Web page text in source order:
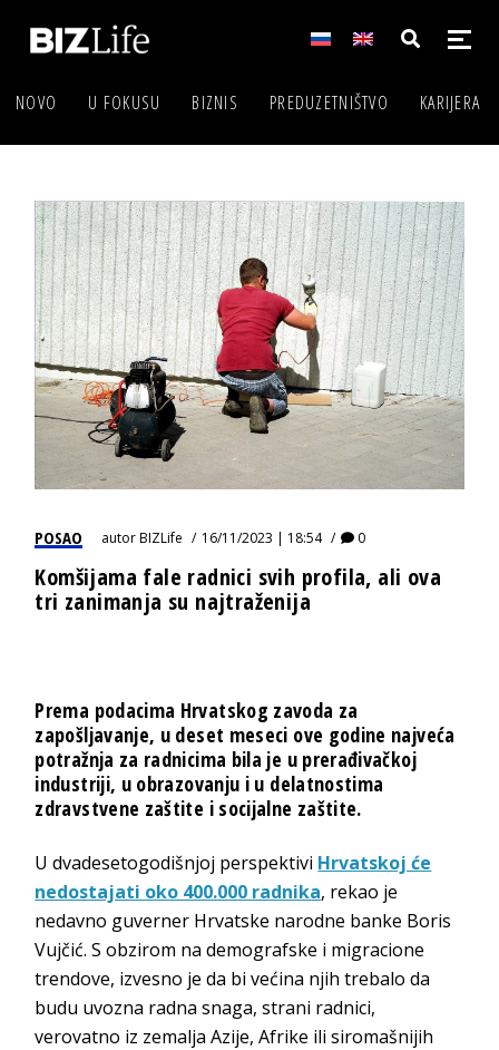
NOVO U FOKUSU BIZNIS PREDUZETNIŠTVO KARIJERA
POSAO autorBIZLife 16/11/2023 | 18:54 0
Komšijama fale radnici svih profila, ali ova
tri zanimanja su najtraženija
Prema podacima Hrvatskog zavoda za
zapošljavanje, u deset meseci ove godine najveća
potražnja za radnicima bila je u prerađivačkoj
industriji, u obrazovanju i u delatnostima
zdravstvene zaštite i socijalne zaštite.
U dvadesetogodišnjoj perspektivi Hrvatskoj će
nedostajati oko 400.000 radnika, rekao je
nedavno guverner Hrvatske narodne banke Boris
Vujčić. S obzirom na demografske i migracione
trendove, izvesno je da bi većina njih trebalo da
budu uvozna radna snaga, strani radnici,
verovatno iz zemalja Azije, Afrike ili siromašnijih